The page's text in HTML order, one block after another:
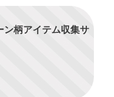
ン柄アイテム収集サ